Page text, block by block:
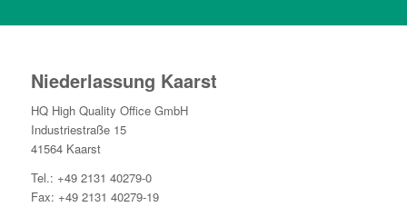
Niederlassung Kaarst
HQ High Quality Office GmbH
Industriestraße 15
41564 Kaarst
Tel.: +49 2131 40279-0
Fax: +49 2131 40279-19